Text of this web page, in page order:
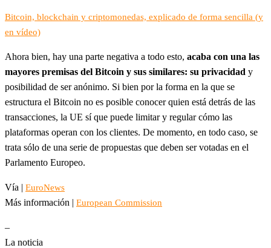
Bitcoin, blockchain y criptomonedas, explicado de forma sencilla (y
en vídeo)
Ahora bien, hay una parte negativa a todo esto, acaba con una las
mayores premisas del Bitcoin y sus similares: su privacidad y
posibilidad de ser anónimo. Si bien por la forma en la que se
estructura el Bitcoin no es posible conocer quien está detrás de las
transacciones, la UE sí que puede limitar y regular cómo las
plataformas operan con los clientes. De momento, en todo caso, se
trata sólo de una serie de propuestas que deben ser votadas en el
Parlamento Europeo.
Vía | EuroNews
Más información | European Commission
–
La noticia